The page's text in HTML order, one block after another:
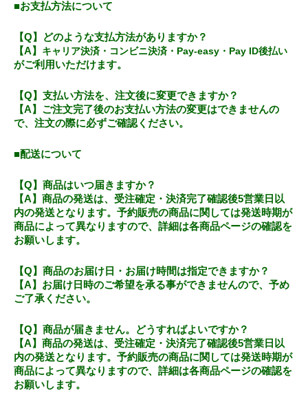
■お支払方法について
【Q】どのような支払方法がありますか？
【A】 キャリア決済・コンビニ決済・Pay-easy・Pay ID後払い
がご利用いただけます。
【Q】支払い方法を、注文後に変更できますか？
【A】ご注文完了後のお支払い方法の変更はできませんの
で、注文の際に必ずご確認ください。
■配送について
【Q】商品はいつ届きますか？
【A】商品の発送は、受注確定・決済完了確認後5営業日以
内の発送となります。予約販売の商品に関しては発送時期が
商品によって異なりますので、詳細は各商品ページの確認を
お願いします。
【Q】商品のお届け日・お届け時間は指定できますか？
【A】お届け日時のご希望を承る事ができませんので、予め
ご了承ください。
【Q】商品が届きません。どうすればよいですか？
【A】商品の発送は、受注確定・決済完了確認後5営業日以
内の発送となります。予約販売の商品に関しては発送時期が
商品によって異なりますので、詳細は各商品ページの確認を
お願いします。